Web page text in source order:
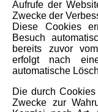
Aufrufe der
Zwecke der
Diese Cookies
Besuch
bereits zuvor
erfolgt nach
automatische
Die durch
Zwecke zur